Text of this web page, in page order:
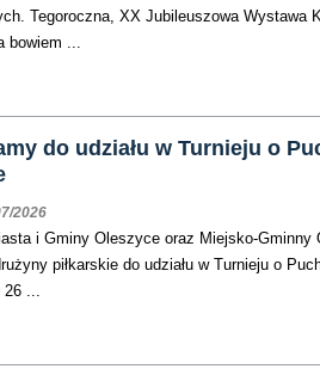
Tegoroczna, XX Jubileuszowa Wystawa
bowiem ...
do udziału w Turnieju o
2026
i Gminy Oleszyce oraz Miejsko-
piłkarskie do udziału w Turnieju o
26 ...